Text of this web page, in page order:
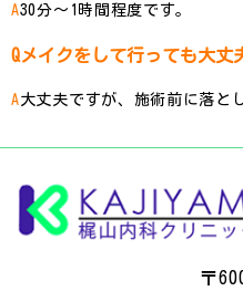
30分〜1時間程度です。
メイクをして行っても大丈
大丈夫ですが、施術前に落と
〒